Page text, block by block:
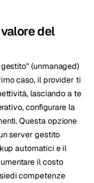
del
(unmanaged)
caso, il provider ti
lasciando a te
configurare la
Questa opzione
server gestito
automatici e il
il costo
competenze